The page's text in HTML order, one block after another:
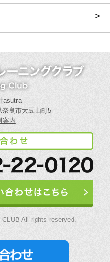
asutra
奈良市大豆山町5
案内
All rights reserved.